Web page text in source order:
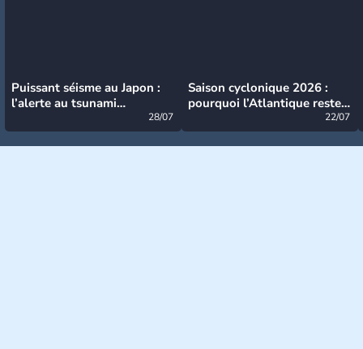
Puissant séisme au Japon :
l’alerte au tsunami
28/07
Saison cyclonique 2026 :
pourquoi l’Atlantique reste
22/07